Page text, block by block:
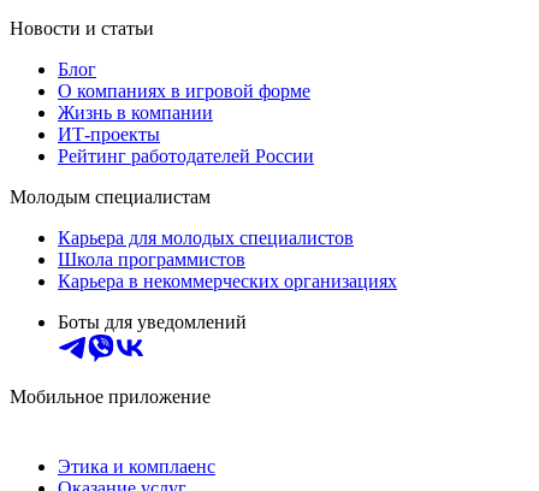
Новости и статьи
Блог
О компаниях в игровой форме
Жизнь в компании
ИТ-проекты
Рейтинг работодателей России
Молодым специалистам
Карьера для молодых специалистов
Школа программистов
Карьера в некоммерческих организациях
Боты для уведомлений
Мобильное приложение
Этика и комплаенс